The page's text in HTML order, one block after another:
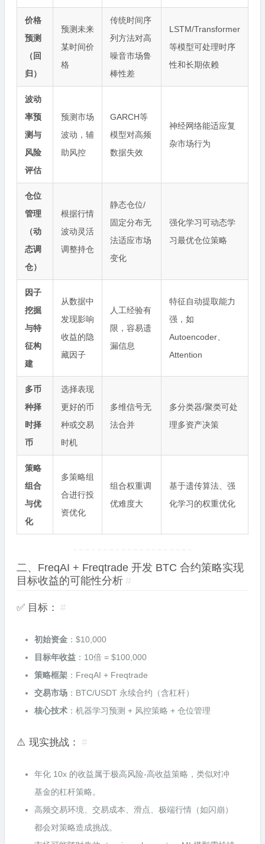
价格
预测
（回
归）
预测未来
某时间价
格
传统时间序
列方法对高
噪音市场鲁
棒性差
LSTM/Transformer
等模型可处理时序
性和长期依赖
波动
率预
测与
风险
评估
预测市场
波动，辅
助风控
GARCH等
模型对高频
数据失效
神经网络能适应复
杂市场行为
仓位
管理
（动
态调
仓）
根据行情
波动灵活
调整持仓
静态仓位/
固定分布无
法适应市场
变化
强化学习可动态学
习最优仓位策略
因子
挖掘
与特
征构
建
从数据中
发现影响
收益的隐
藏因子
人工经验有
限，容易遗
漏信息
特征自动提取能力
强，如
Autoencoder、
Attention
多币
种择
时择
币
选择表现
更好的币
种或交易
时机
多维信号无
法合并
多分类器/聚类可处
理多资产决策
策略
组合
与优
化
多策略组
合进行投
资优化
组合权重调
优难度大
基于遗传算法、强
化学习的权重优化
二、FreqAI + Freqtrade 开发 BTC 合约策略实现
目标收益的可能性分析 #
✅ 目标： #
初始资金 ： $10,000
目标年收益 ：10倍 = $100,000
策略框架 ：FreqAI + Freqtrade
交易市场 ：BTC/USDT 永续合约（含杠杆）
核心技术 ：机器学习预测 + 风控策略 + 仓位管理
⚠️ 现实挑战： #
年化 10x 的收益属于极高风险-高收益策略，类似对冲
基金的杠杆策略。
高频交易环境、交易成本、滑点、极端行情（如闪崩）
都会对策略造成挑战。